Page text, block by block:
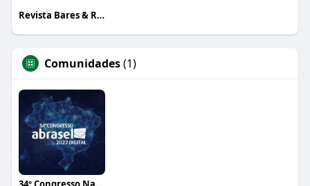
Revista Bares & Restaurantes
Comunidades(1)